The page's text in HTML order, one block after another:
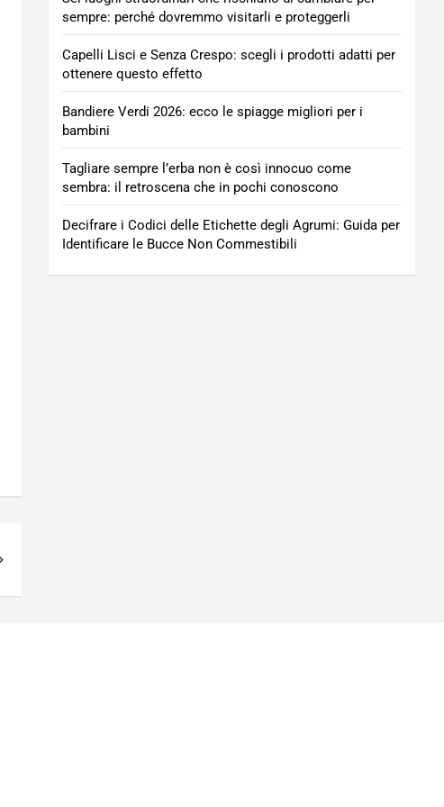
sempre: perché dovremmo visitarli e proteggerli
Capelli Lisci e Senza Crespo: scegli i prodotti adatti per
ottenere questo effetto
Bandiere Verdi 2026: ecco le spiagge migliori per i
bambini
Tagliare sempre l’erba non è così innocuo come
sembra: il retroscena che in pochi conoscono
Decifrare i Codici delle Etichette degli Agrumi: Guida per
Identificare le Bucce Non Commestibili